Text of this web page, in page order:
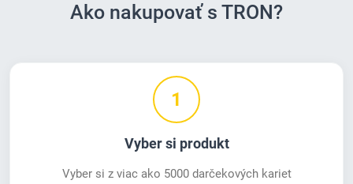
Ako nakupovať s TRON?
1
Vyber si produkt
Vyber si z viac ako 5000 darčekových kariet